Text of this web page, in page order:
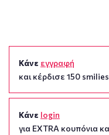
Κάνε εγγραφή
και κέρδισε 150
Κάνε login
για EXTRA κουπόνια